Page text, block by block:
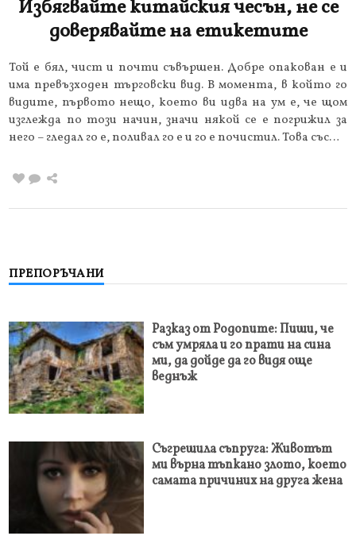
Избягвайте китайския чесън, не се
доверявайте на етикетите
Той е бял, чист и почти съвършен. Добре опакован е и
има превъзходен търговски вид. В момента, в който го
видите, първото нещо, което ви идва на ум е, че щом
изглежда по този начин, значи някой се е погрижил за
него – гледал го е, поливал го е и го е почистил. Това със…
ПРЕПОРЪЧАНИ
Разказ от Родопите: Пиши, че
съм умряла и го прати на сина
ми, да дойде да го видя още
веднъж
Съгрешила съпруга: Животът
ми върна тъпкано злото, което
самата причиних на друга жена